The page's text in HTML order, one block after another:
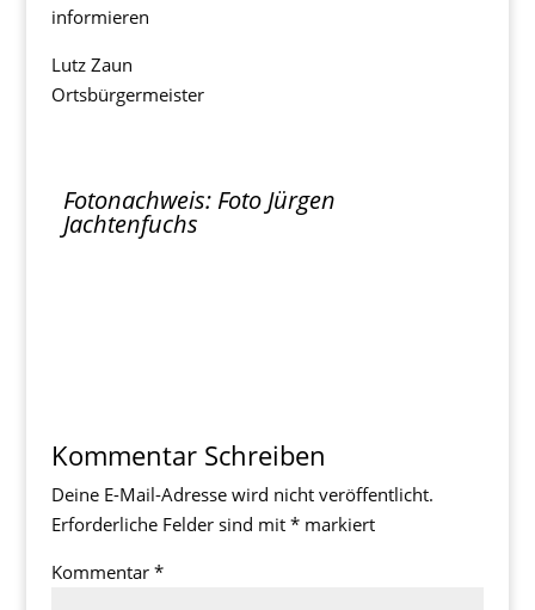
informieren
Lutz Zaun
Ortsbürgermeister
Fotonachweis: Foto Jürgen
Jachtenfuchs
Kommentar Schreiben
Deine E-Mail-Adresse wird nicht veröffentlicht.
Erforderliche Felder sind mit *markiert
Kommentar *